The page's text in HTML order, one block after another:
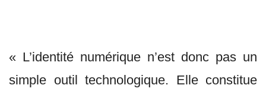
« L’identité numérique n’est donc pas un
simple outil technologique. Elle constitue